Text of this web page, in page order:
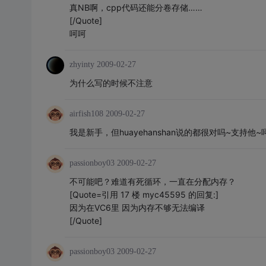
真NB啊，cpp代码还能分卷存储……
[/Quote]
呵呵
zhyinty 2009-02-27
为什么写的时候不注意
airfish108 2009-02-27
我是新手，但huayehanshan说的都很对吗~支持他~
passionboy03 2009-02-27
不可能吧？难道有死循环，一直在分配内存？
[Quote=引用 17 楼 myc45595 的回复:]
因为在VC6里 因为内存不够无法编译
[/Quote]
passionboy03 2009-02-27